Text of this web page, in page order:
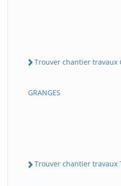
Trouver chantier travaux
GRANGES
Trouver chantier travaux